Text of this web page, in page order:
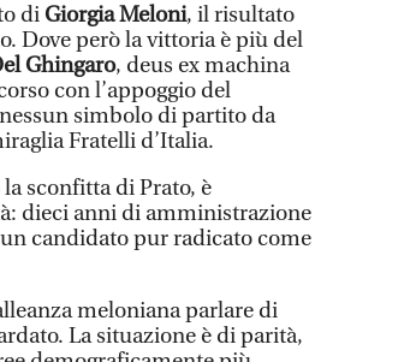
diGiorgia Meloni, il risultato
Dove però la vittoria è più del
Ghingaro, deus ex machina
con l’appoggio del
simbolo di partito da
Fratelli d’Italia.
sconfitta di Prato, è
dieci anni di amministrazione
candidato pur radicato come
meloniana parlare di
La situazione è di parità,